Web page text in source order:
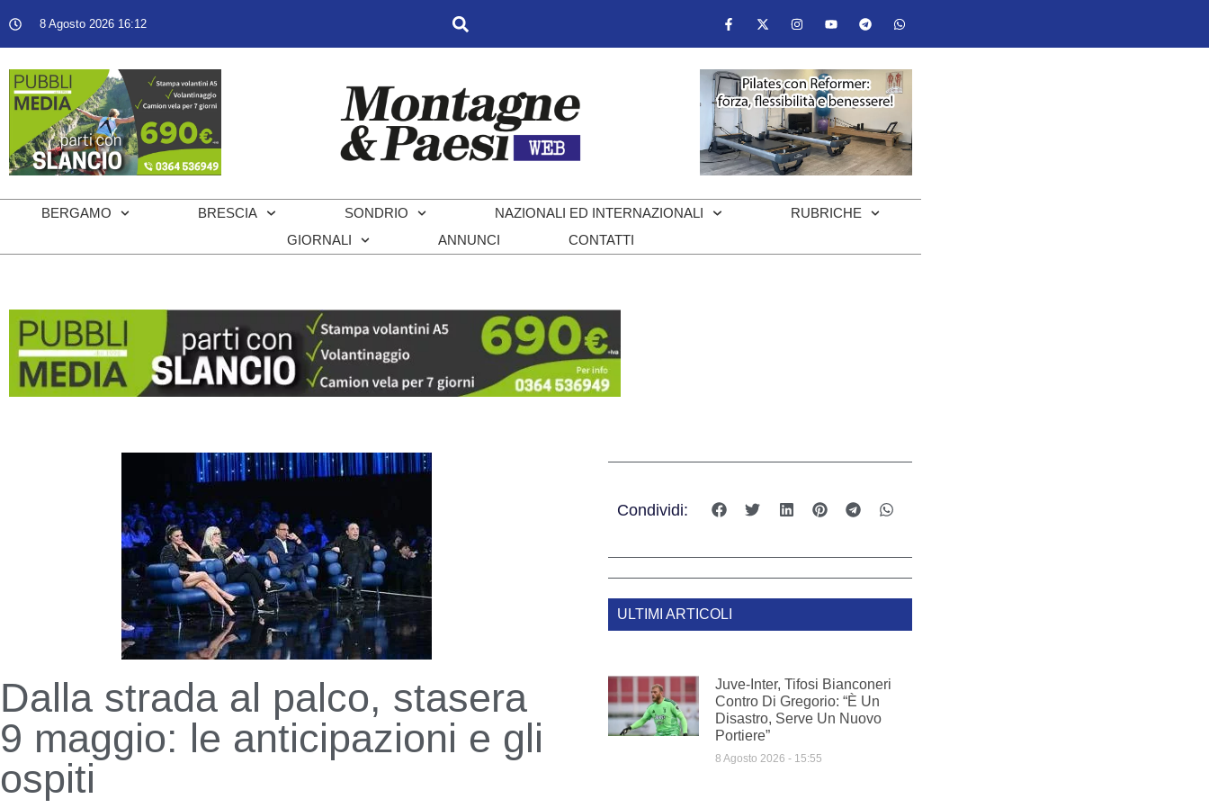
8 Agosto 2026 16:12
BERGAMO BRESCIA SONDRIO NAZIONALI ED INTERNAZIONALI
RUBRICHE
GIORNALI
ANNUNCI CONTATTI
Dalla strada al palco, stasera
9 maggio: le anticipazioni e gli
ospiti
Condividi:
ULTIMI ARTICOLI
Juve-Inter, Tifosi Bianconeri
Contro Di Gregorio: “È Un
Disastro, Serve Un Nuovo
Portiere”
8 Agosto 2026 15:55